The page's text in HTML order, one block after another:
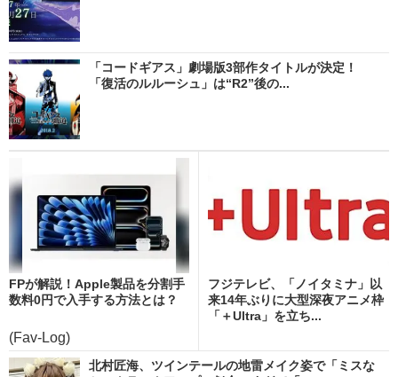
「コードギアス」劇場版3部作タイトルが決定！
「復活のルルーシュ」は“R2”後の...
FPが解説！Apple製品を分割手
数料0円で入手する方法とは？
(Fav-Log)
フジテレビ、「ノイタミナ」以
来14年ぶりに大型深夜アニメ枠
「＋Ultra」を立ち...
北村匠海、ツインテールの地雷メイク姿で「ミスな